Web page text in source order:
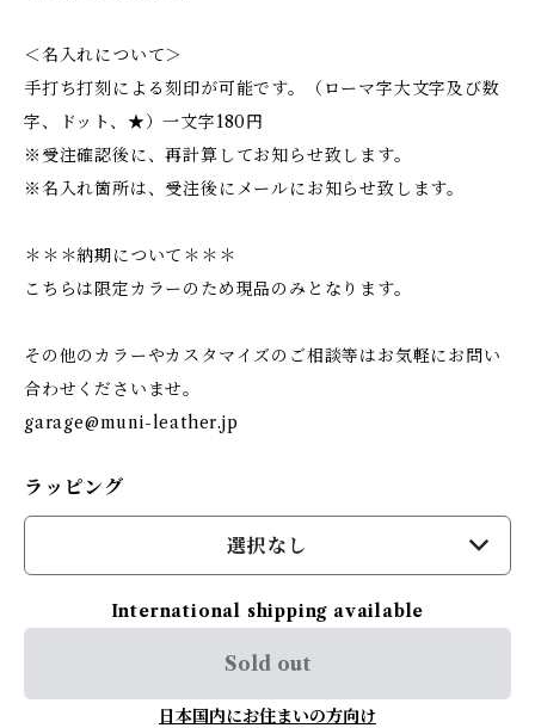
＜名入れについて＞
手打ち打刻による刻印が可能です。（ローマ字大文字及び数
字、ドット、★）一文字180円
※受注確認後に、再計算してお知らせ致します。
※名入れ箇所は、受注後にメールにお知らせ致します。
＊＊＊納期について＊＊＊
こちらは限定カラーのため現品のみとなります。
その他のカラーやカスタマイズのご相談等はお気軽にお問い
合わせくださいませ。
garage@muni-leather.jp
ラッピング
選択なし
International shipping available
Sold out
日本国内にお住まいの方向け